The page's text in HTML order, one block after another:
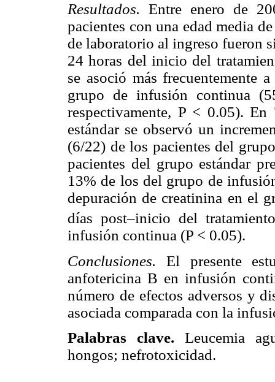
Resultados.Entre enero de
pacientes con una edad media
de laboratorio al ingreso fueron
24 horas del inicio del
se asoció más frecuentemente
grupo de infusión continua
respectivamente, P < 0.05).
estándar se observó un
(6/22) de los pacientes del
pacientes del grupo estándar
13% de los del grupo de
depuración de creatinina en el
días post–inicio del
infusión continua (P < 0.05).
Conclusiones. El presente
anfotericina B en infusión
número de efectos adversos y
asociada comparada con la
Palabras clave.Leucemia
hongos; nefrotoxicidad.